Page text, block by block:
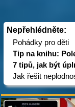
Nepřehlédněte:
Pohádky pro děti
Tip na knihu:
7 tipů, jak být
Jak řešit